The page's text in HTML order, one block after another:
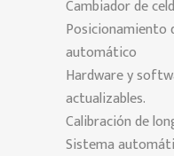
Cambiador de
Posicionamiento
automático
Hardware y
actualizables.
Calibración de
Sistema